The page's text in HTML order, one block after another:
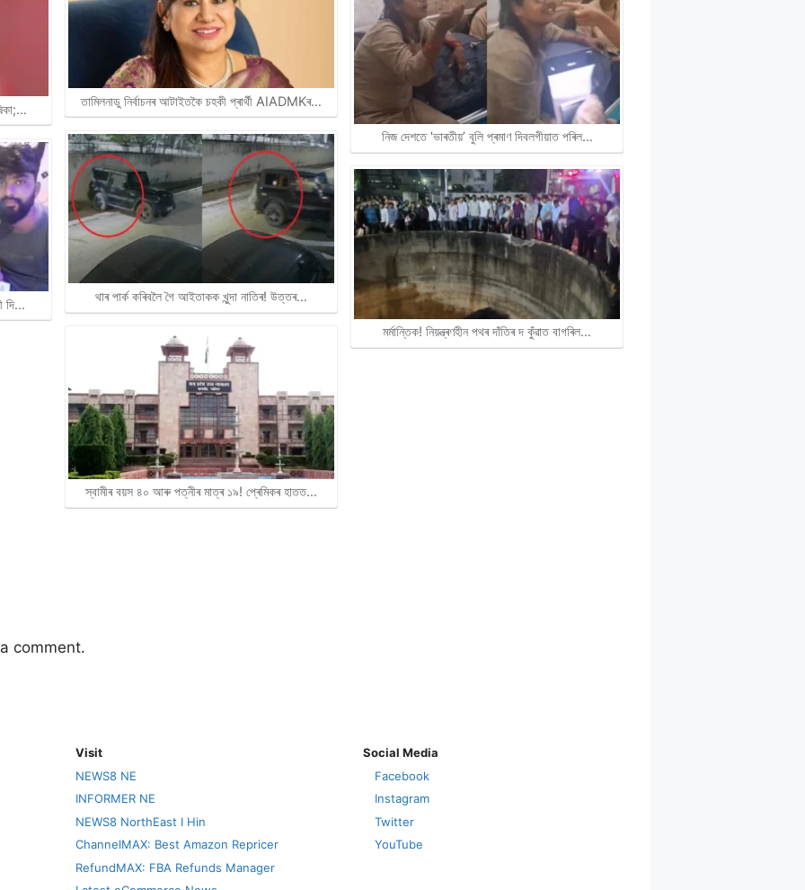
দি…
তামিলনাডু নিৰ্বাচনৰ আটাইতকৈ চহকী প্ৰাৰ্থী AIADMKৰ…
থাৰ পাৰ্ক কৰিবলৈ গৈ আইতাকক খুন্দা নাতিৰ! উত্তৰ…
স্বামীৰ বয়স ৪০ আৰু পত্নীৰ মাত্ৰ ১৯! প্ৰেমিকৰ হাতত…
নিজ দেশতে 'ভাৰতীয়’ বুলি প্ৰমাণ দিবলগীয়াত পৰিল…
মৰ্মান্তিক! নিয়ন্ত্ৰণহীন পথৰ দাঁতিৰ দ কুঁৱাত বাগৰিল…
comment.
Visit
NEWS8 NE
INFORMER NE
NEWS8 NorthEast I Hin
ChannelMAX: Best Amazon Repricer
RefundMAX: FBA Refunds Manager
Social Media
Facebook
Instagram
Twitter
YouTube